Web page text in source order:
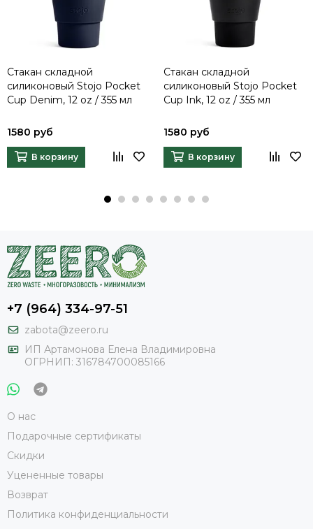
Стакан складной
силиконовый Stojo Pocket
Cup Denim, 12 oz / 355 мл
1580 руб
В корзину
Стакан складной
силиконовый Stojo Pocket
Cup Ink, 12 oz / 355 мл
1580 руб
В корзину
+7 (964) 334-97-51
zabota@zeero.ru
И П Артамонова Елена Владимировна
ОГРНИП: 316784700085166
О нас
Подарочные сертификаты
Скидки
Уцененные товары
Возврат
Политика конфиденциальности